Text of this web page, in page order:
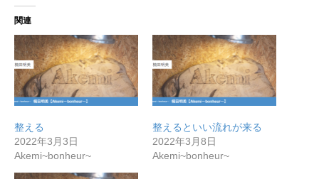
関連
整える
2022年3月3日
Akemi~bonheur~
整えるといい流れが来る
2022年3月8日
Akemi~bonheur~